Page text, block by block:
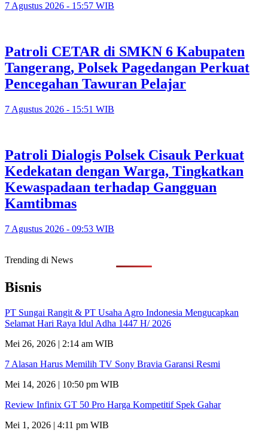
7 Agustus 2026 - 15:57 WIB
Patroli CETAR di SMKN 6 Kabupaten
Tangerang, Polsek Pagedangan Perkuat
Pencegahan Tawuran Pelajar
7 Agustus 2026 - 15:51 WIB
Patroli Dialogis Polsek Cisauk Perkuat
Kedekatan dengan Warga, Tingkatkan
Kewaspadaan terhadap Gangguan
Kamtibmas
7 Agustus 2026 - 09:53 WIB
Trending di News
Bisnis
PT Sungai Rangit & PT Usaha Agro Indonesia Mengucapkan
Selamat Hari Raya Idul Adha 1447 H/ 2026
Mei 26, 2026 | 2:14 am WIB
7 Alasan Harus Memilih TV Sony Bravia Garansi Resmi
Mei 14, 2026 | 10:50 pm WIB
Review Infinix GT 50 Pro Harga Kompetitif Spek Gahar
Mei 1, 2026 | 4:11 pm WIB